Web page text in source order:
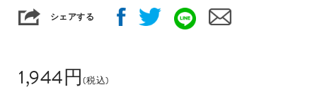
シェアする
1,944円(税込)